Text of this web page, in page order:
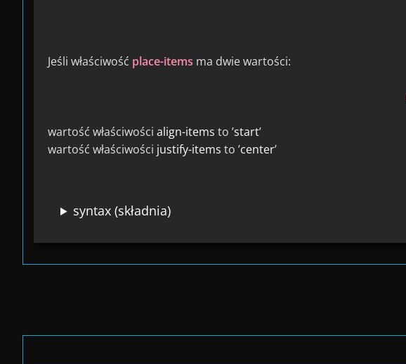
Jeśli właściwość place-items ma dwie wartości:
wartość właściwości align-items to ’start’
wartość właściwości justify-items to ’center’
syntax (składnia)